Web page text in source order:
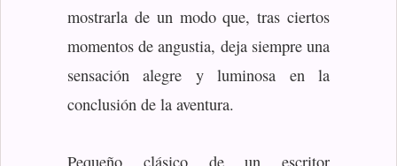
mostrarla de un modo que, tras ciertos
momentos de angustia, deja siempre una
sensación alegre y luminosa en la
conclusión de la aventura.
Pequeño clásico de un escritor